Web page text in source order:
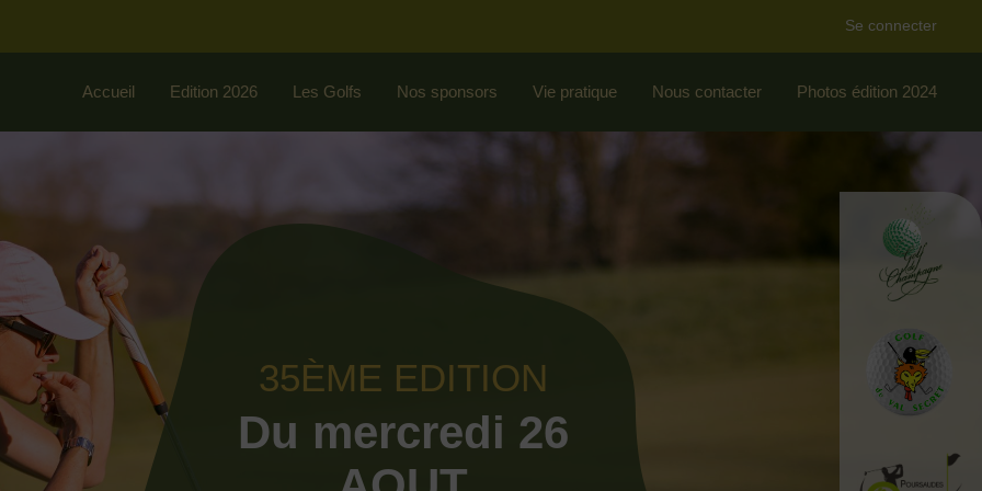
Se connecter
Accueil Edition 2026 Les Golfs Nos sponsors Vie pratique Nous contacter Photos édition 2024
35ÈME EDITION
Du mercredi 26